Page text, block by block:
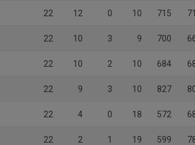
22 12 0 10 715
22 10 3 9 700
22 10 2 10 684
22 9 3 10 827
22 4 0 18 572
22 2 1 19 599